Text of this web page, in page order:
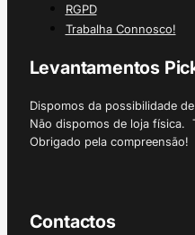
RGPD
Trabalha Connosco!
Levantamentos
Dispomos da possibilidade
Não dispomos de loja física.
Obrigado pela compreensão!
Contactos